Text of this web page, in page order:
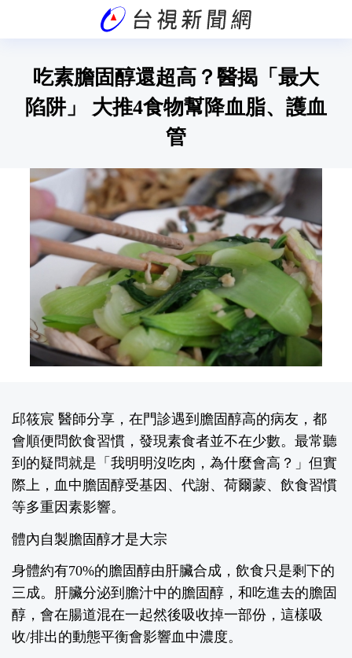
吃素膽固醇還超高？醫揭「最大
陷阱」 大推4食物幫降血脂、護血
管
邱筱宸 醫師分享，在門診遇到膽固醇高的病友，都
會順便問飲食習慣，發現素食者並不在少數。最常聽
到的疑問就是「我明明沒吃肉，為什麼會高？」但實
際上，血中膽固醇受基因、代謝、荷爾蒙、飲食習慣
等多重因素影響。
體內自製膽固醇才是大宗
身體約有70%的膽固醇由肝臟合成，飲食只是剩下的
三成。肝臟分泌到膽汁中的膽固醇，和吃進去的膽固
醇，會在腸道混在一起然後吸收掉一部份，這樣吸
收/排出的動態平衡會影響血中濃度。